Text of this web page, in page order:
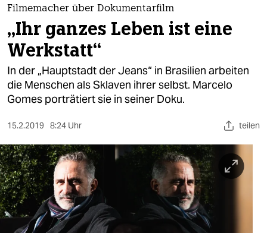
themen
politik
öko
gesellschaft
sport
berlin
nord
wahrheit
Filmemacher über Dokumentarfilm
„Ihr ganzes Leben ist eine
Werkstatt“
In der „Hauptstadt der Jeans“ in Brasilien arbeiten
die Menschen als Sklaven ihrer selbst. Marcelo
Gomes porträtiert sie in seiner Doku.
15.2.2019 8:24 Uhr teilen